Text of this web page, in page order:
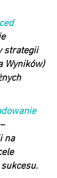
strategii
Wyników)
na